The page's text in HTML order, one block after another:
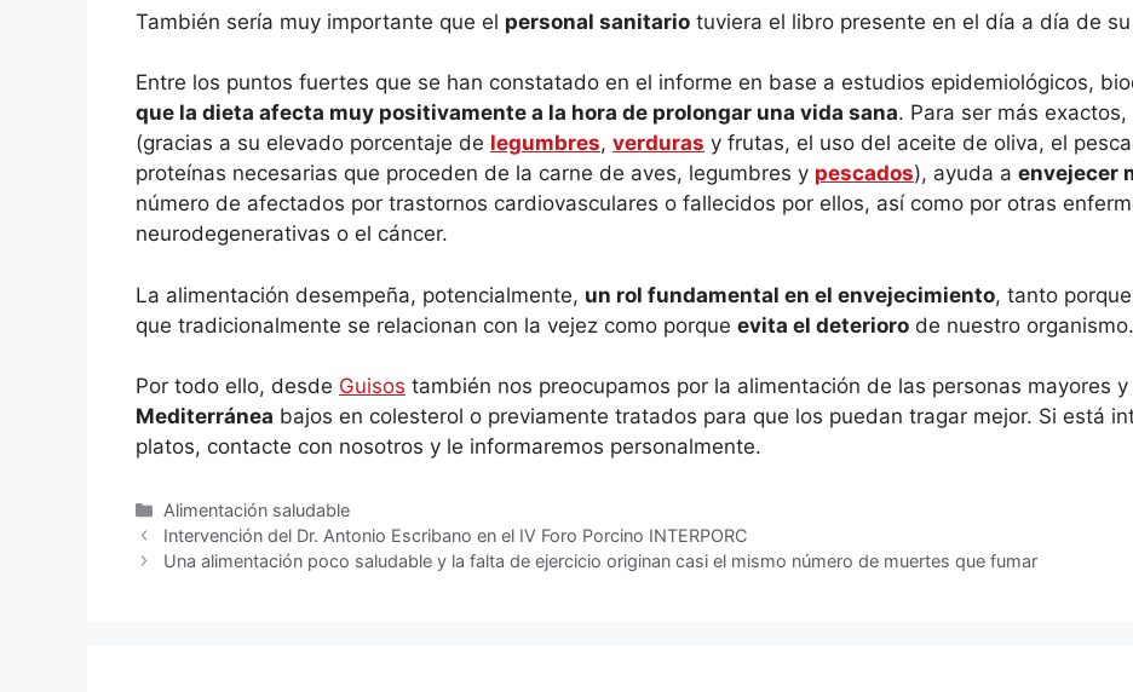
También sería muy importante que el personal sanitario tuviera el libro presente en el día a día de
Entre los puntos fuertes que se han constatado en el informe en base a estudios epidemiológicos,
que la dieta afecta muy positivamente a la hora de prolongar una vida sana. Para ser más exactos,
(gracias a su elevado porcentaje de legumbres, verduras y frutas, el uso del aceite de oliva, el
proteínas necesarias que proceden de la carne de aves, legumbres y pescados), ayuda a envejecer
número de afectados por trastornos cardiovasculares o fallecidos por ellos, así como por otras
neurodegenerativas o el cáncer.
La alimentación desempeña, potencialmente, un rol fundamental en el envejecimiento, tanto
que tradicionalmente se relacionan con la vejez como porque evita el deterioro de nuestro organismo.
Por todo ello, desde Guisos también nos preocupamos por la alimentación de las personas mayores
Mediterránea bajos en colesterol o previamente tratados para que los puedan tragar mejor. Si está
platos, contacte con nosotros y le informaremos personalmente.
Alimentación saludable
Intervención del Dr. Antonio Escribano en el IV Foro Porcino INTERPORC
Una alimentación poco saludable y la falta de ejercicio originan casi el mismo número de muertes que fumar